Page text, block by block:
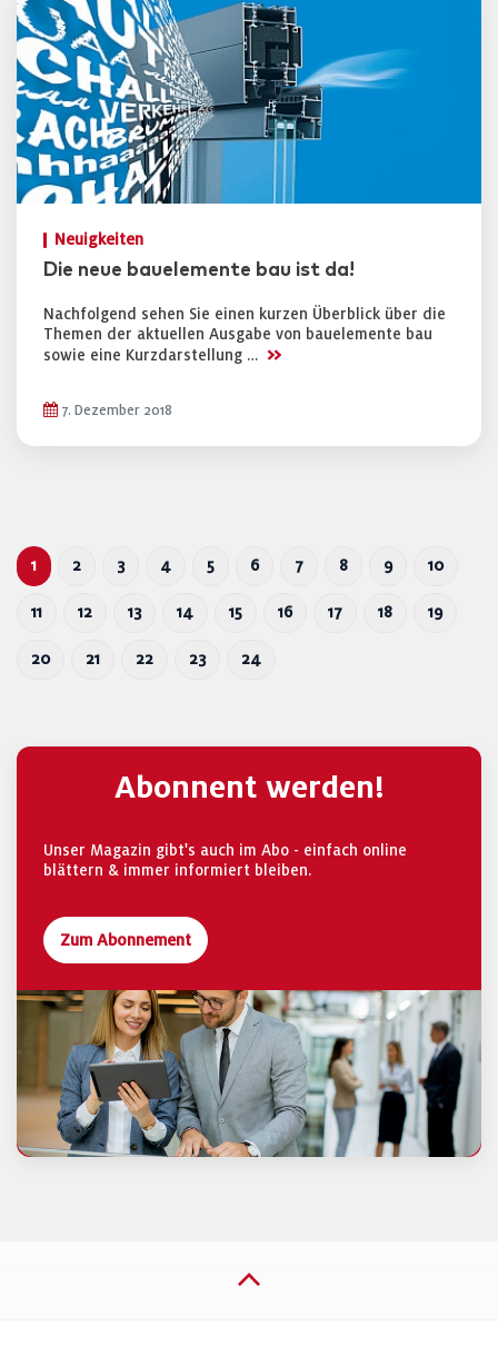
Neuigkeiten
Die neue bauelemente bau ist da!
Nachfolgend sehen Sie einen kurzen Überblick über die
Themen der aktuellen Ausgabe von bauelemente bau
sowie eine Kurzdarstellung … >>
7. Dezember 2018
1 2 3 4 5 6 7 8 9 10
11 12 13 14 15 16 17 18 19
20 21 22 23 24
Abonnent werden!
Unser Magazin gibt's auch im Abo - einfach online
blättern & immer informiert bleiben.
Zum Abonnement